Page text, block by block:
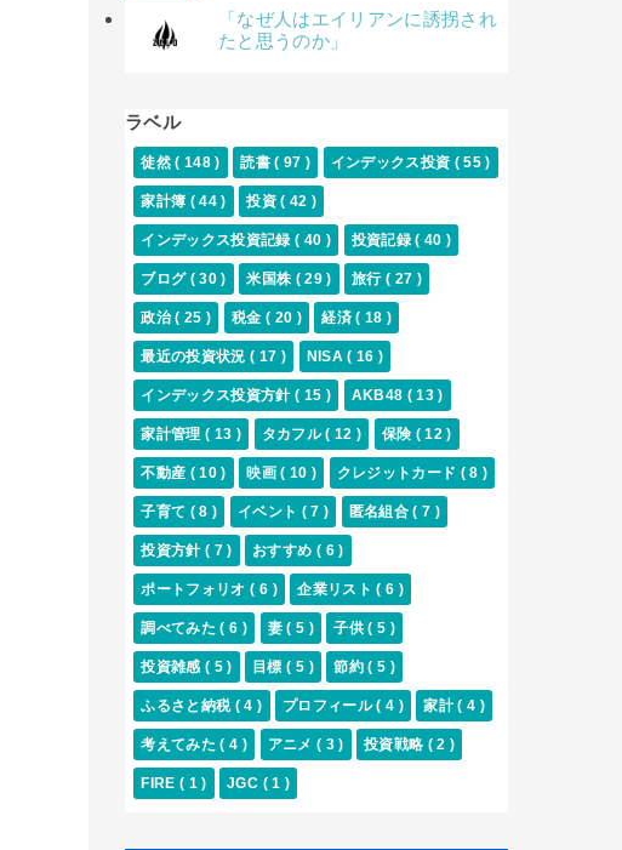
「なぜ人はエイリアンに誘拐され
たと思うのか」
ラベル
徒然( 148 ) 読書( 97 ) インデックス投資 ( 55 )
家計簿 ( 44 ) 投資( 42 )
インデックス投資記録( 40 ) 投資記録( 40 )
ブログ ( 30 ) 米国株 ( 29 ) 旅行 ( 27 )
政治( 25 ) 税金 ( 20 ) 経済( 18 )
最近の投資状況( 17 ) NISA( 16 )
インデックス投資方針( 15 ) AKB48 ( 13 )
家計管理( 13 ) タカフル( 12 ) 保険 ( 12 )
不動産 ( 10 ) 映画( 10 ) クレジットカード ( 8 )
子育て ( 8 ) イベント ( 7 ) 匿名組合( 7 )
投資方針( 7 ) おすすめ ( 6 )
ポートフォリオ( 6 ) 企業リスト( 6 )
調べてみた( 6 ) 妻( 5 ) 子供( 5 )
投資雑感( 5 ) 目標( 5 ) 節約( 5 )
ふるさと納税 ( 4 ) プロフィール( 4 ) 家計( 4 )
考えてみた( 4 ) アニメ ( 3 ) 投資戦略 ( 2 )
FIRE( 1 ) JGC ( 1 )